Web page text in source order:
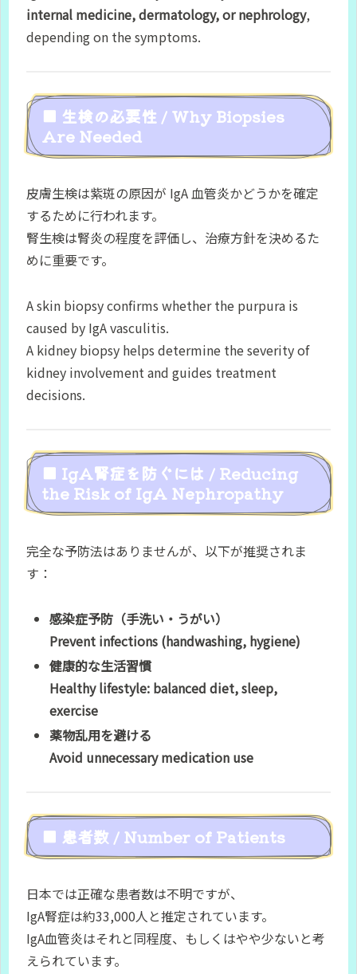
internal medicine, dermatology, or nephrology,
depending on the symptoms.
■ 生検の必要性 / Why Biopsies
Are Needed
皮膚生検は紫斑の原因が IgA 血管炎かどうかを確定
するために行われます。
腎生検は腎炎の程度を評価し、治療方針を決めるた
めに重要です。
A skin biopsy confirms whether the purpura is
caused by IgA vasculitis.
A kidney biopsy helps determine the severity of
kidney involvement and guides treatment
decisions.
■ IgA腎症を防ぐには / Reducing
the Risk of IgA Nephropathy
完全な予防法はありませんが、以下が推奨されま
す：
感染症予防（手洗い・うがい）
Prevent infections (handwashing, hygiene)
健康的な生活習慣
Healthy lifestyle: balanced diet, sleep,
exercise
薬物乱用を避ける
Avoid unnecessary medication use
■ 患者数 / Number of Patients
日本では正確な患者数は不明ですが、
IgA腎症は約33,000人と推定されています。
IgA血管炎はそれと同程度、もしくはやや少ないと考
えられています。